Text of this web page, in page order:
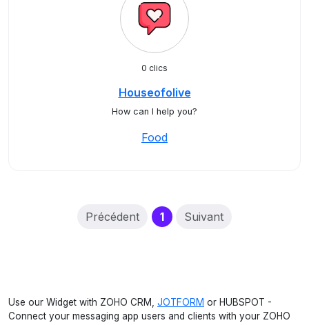
0 clics
Houseofolive
How can I help you?
Food
Précédent 1(current)
Suivant
Use our Widget with ZOHO CRM, JOTFORM or HUBSPOT -
Connect your messaging app users and clients with your ZOHO